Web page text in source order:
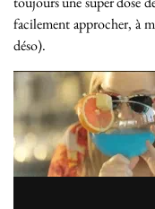
facilement approcher, à
déso).